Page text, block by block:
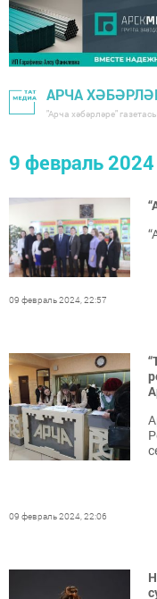
АРЧА
"Арча хәбәрләре"
9 февраль
09 февраль 2024, 22:57
09 февраль 2024, 22:06